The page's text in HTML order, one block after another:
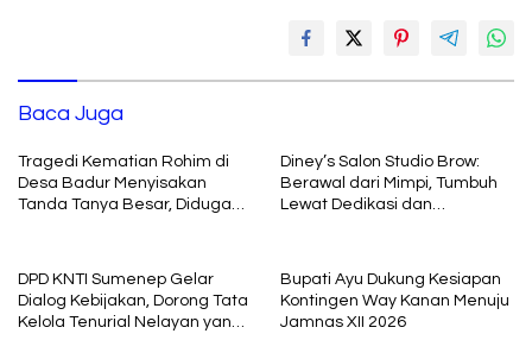
Baca Juga
Tragedi Kematian Rohim di
Desa Badur Menyisakan
Tanda Tanya Besar, Diduga
Diney’s Salon Studio Brow:
Berawal dari Mimpi, Tumbuh
Lewat Dedikasi dan
DPD KNTI Sumenep Gelar
Dialog Kebijakan, Dorong Tata
Kelola Tenurial Nelayan yang
Bupati Ayu Dukung Kesiapan
Kontingen Way Kanan Menuju
Jamnas XII 2026